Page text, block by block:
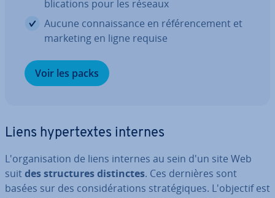
bli­ca­tions pour les réseaux
Aucune con­nais­sance en ré­fé­ren­ce­ment et
marketing en ligne requise
Voir les packs
Liens hy­per­textes internes
L'or­ga­ni­sa­tion de liens internes au sein d'un site Web
suitdes struc­tures dis­tinctes. Ces dernières sont
basées sur des con­si­dé­ra­tions stra­té­giques. L'ob­jec­tif est